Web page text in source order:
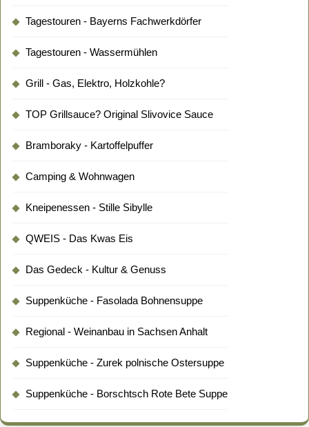
Tagestouren - Bayerns Fachwerkdörfer
Tagestouren - Wassermühlen
Grill - Gas, Elektro, Holzkohle?
TOP Grillsauce? Original Slivovice Sauce
Bramboraky - Kartoffelpuffer
Camping & Wohnwagen
Kneipenessen - Stille Sibylle
QWEIS - Das Kwas Eis
Das Gedeck - Kultur & Genuss
Suppenküche - Fasolada Bohnensuppe
Regional - Weinanbau in Sachsen Anhalt
Suppenküche - Zurek polnische Ostersuppe
Suppenküche - Borschtsch Rote Bete Suppe